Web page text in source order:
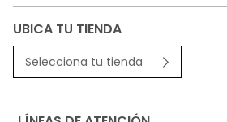
UBICA TU TIENDA
Selecciona tu tienda